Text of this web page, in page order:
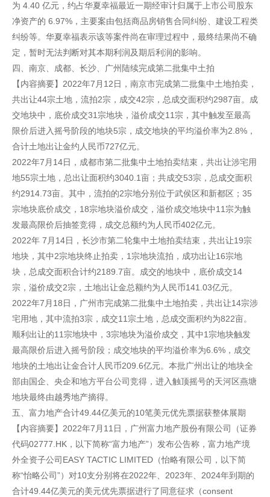
为 4.40 亿元，约占华夏幸福最近一期经审计归属于上市公司股东
净资产的 6.97%，主要案由包括商品房销售合同纠纷、建设工程类
纠纷等。华夏幸福表示该等案件尚在审理过程中，最终结果尚不确
定，暂时无法判断对其本期利润及期后利润的影响。
四、南京、成都、长沙、广州陆续完成第二批集中土拍
【内容摘要】2022年7月12日，南京市完成第二批集中土地拍卖，
共出让44宗土地，流拍2宗，成交42宗，总成交面积约2987亩。成
交地块中，底价成交31宗地块，溢价成交11宗，其中触发至最高
限价后进入摇号阶段的地块5宗，成交地块的平均溢价率为2.8%，
合计土地出让金约人民币727亿元。
2022年7月14日，成都市第二批集中土地拍卖结束，共出让涉宅用
地55宗土地，总出让面积约3040.1亩；共成交53宗，总成交面积
约2914.73亩。其中，流拍的2宗地分别位于武侯区和新都区；35
宗地块底价成交，18宗地块溢价成交，溢价成交地块中11宗为触
发最高限价后抽签竞得，成交总额约为人民币402亿元。
2022年 7月14日，长沙市第二轮集中土地拍卖结束，共出让19宗
地块，其中2宗地块终止拍卖，1宗地块流拍，成功出让16宗地
块，总成交面积合计约2189.7亩。成交的地块中，底价成交14
宗，溢价成交2宗，土地出让金总额约为人民币141.03亿元。
2022年7月18日，广州市完成第二批集中土地拍卖，共出让14宗涉
宅用地，其中流拍3宗，成交11宗土地，总成交面积约为822亩。
顺利出让的11宗地块中，3宗地块为溢价成交，其中1宗地块触发
最高限价后进入摇号阶段；成交地块的平均溢价率为6.6%，成交
地块的土地出让金合计人民币209.6亿元。本批广州出让的地块全
部由国企、央企和地方平台公司竞得，进入触顶摇号的天河区燕塘
地块最终由越秀地产摘得。
五、富力地产合计49.44亿美元的10笔美元优先票据获整体展期
【内容摘要】2022年7月11日，广州富力地产股份有限公司（证券
代码02777.HK，以下简称“富力地产”）发布公告称，富力地产境
外全资子公司EASY TACTIC LIMITED（怡略有限公司，以下简
称“怡略公司”）对10支分别将在2022年、2023年、2024年到期的
合计49.44亿美元的美元优先票据进行了同意征求（consent